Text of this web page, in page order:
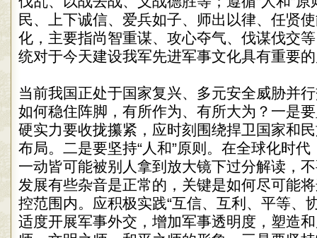
民、上下诚信、爱兵如子、师出以律、任贤
化，主要指尚智重谋、攻心夺气、伐谋伐交
统对于今天建设我军先进军事文化具有重要
当前我国正处于国家复兴、多元安全威胁并
如何稳住阵脚，有所作为、有所大为？一是要
硬实力要收拢攥紧，应时刻围绕捍卫国家和
布局。二是要坚持“人和”原则。在全球化时
一动皆可能被别人拿到放大镜下过分解读，
发展有些杂音是正常的，关键是如何尽可能
控范围内。应积极实践“互信、互利、平等、
适度开展军事外交，增加军事透明度，塑造